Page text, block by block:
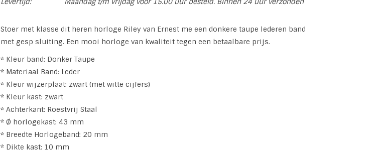
Stoer met klasse dit heren horloge Riley van Ernest me een donkere taupe lederen band
met gesp sluiting. Een mooi horloge van kwaliteit tegen een betaalbare prijs.
* Kleur band: Donker Taupe
* Materiaal Band: Leder
* Kleur wijzerplaat: zwart (met witte cijfers)
* Kleur kast: zwart
* Achterkant: Roestvrij Staal
* Ø horlogekast: 43 mm
* Breedte Horlogeband: 20 mm
* Dikte kast: 10 mm